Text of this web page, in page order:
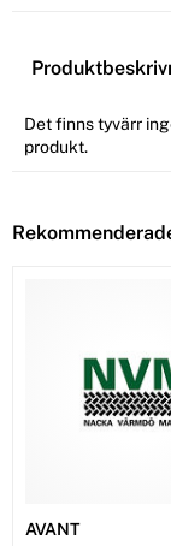
Det finns tyvärr
produkt.
AVANT